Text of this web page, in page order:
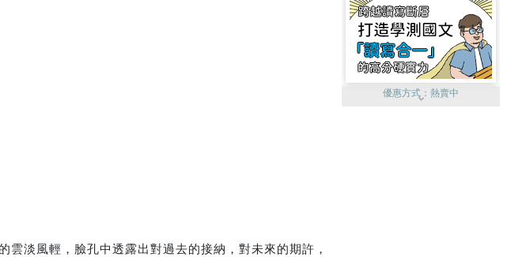
淡風輕，臉孔中透露出對過去的接納，對未來的期許，
優惠方式： 熱賣中